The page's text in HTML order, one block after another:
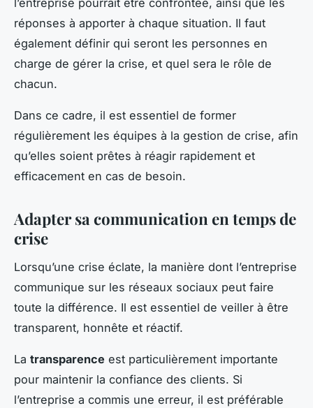
l’entreprise pourrait être confrontée, ainsi que les
réponses à apporter à chaque situation. Il faut
également définir qui seront les personnes en
charge de gérer la crise, et quel sera le rôle de
chacun.
Dans ce cadre, il est essentiel de former
régulièrement les équipes à la gestion de crise, afin
qu’elles soient prêtes à réagir rapidement et
efficacement en cas de besoin.
Adapter sa communication en temps de
crise
Lorsqu’une crise éclate, la manière dont l’entreprise
communique sur les réseaux sociaux peut faire
toute la différence. Il est essentiel de veiller à être
transparent, honnête et réactif.
La transparence est particulièrement importante
pour maintenir la confiance des clients. Si
l’entreprise a commis une erreur, il est préférable